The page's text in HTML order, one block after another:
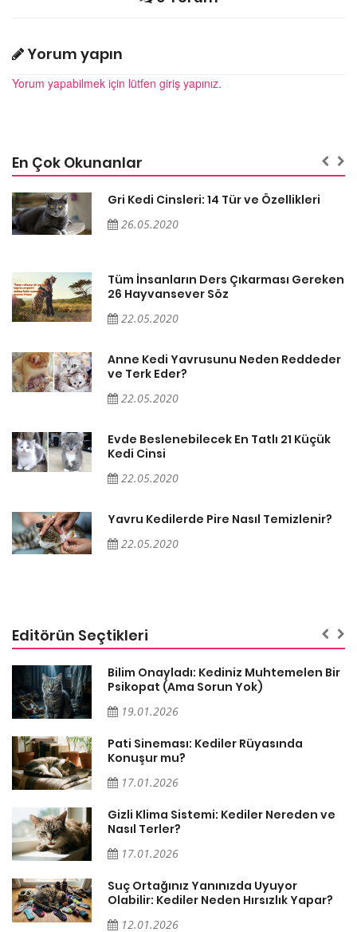
Yorum yapın
Yorum yapabilmek için lütfen giriş yapınız.
En Çok Okunanlar
Gri Kedi Cinsleri: 14 Tür ve Özellikleri
26.05.2020
Tüm İnsanların Ders Çıkarması Gereken
26 Hayvansever Söz
22.05.2020
Anne Kedi Yavrusunu Neden Reddeder
ve Terk Eder?
22.05.2020
Evde Beslenebilecek En Tatlı 21 Küçük
Kedi Cinsi
22.05.2020
Yavru Kedilerde Pire Nasıl Temizlenir?
22.05.2020
Editörün Seçtikleri
Bilim Onayladı: Kediniz Muhtemelen Bir
Psikopat (Ama Sorun Yok)
19.01.2026
Pati Sineması: Kediler Rüyasında
Konuşur mu?
17.01.2026
Gizli Klima Sistemi: Kediler Nereden ve
Nasıl Terler?
17.01.2026
Suç Ortağınız Yanınızda Uyuyor
Olabilir: Kediler Neden Hırsızlık Yapar?
12.01.2026